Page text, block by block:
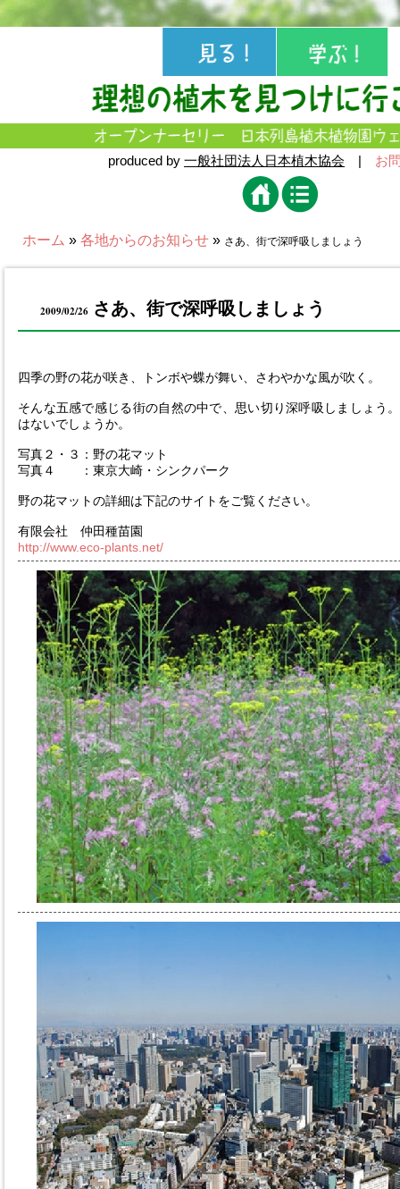
produced by 一般社団法人日本植木協会 | お
ホーム » 各地からのお知らせ » さあ、街で深呼吸しましょう
2009/02/26 さあ、街で深呼吸しましょう
四季の野の花が咲き、トンボや蝶が舞い、さわやかな風が吹く。
そんな五感で感じる街の自然の中で、思い切り深呼吸しましょう
はないでしょうか。
写真２・３：野の花マット
写真４ ：東京大崎・シンクパーク
野の花マットの詳細は下記のサイトをご覧ください。
有限会社 仲田種苗園
http://www.eco-plants.net/